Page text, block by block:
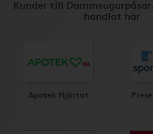
Kunder till
handlat här
Apotek Hjärtat